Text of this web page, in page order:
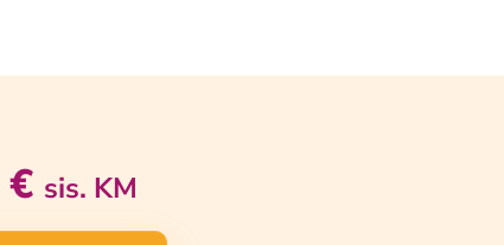
€ sis. KM